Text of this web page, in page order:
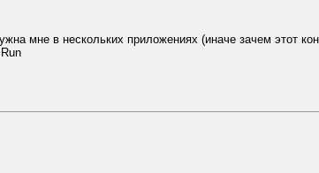
мне в нескольких приложениях (иначе зачем этот